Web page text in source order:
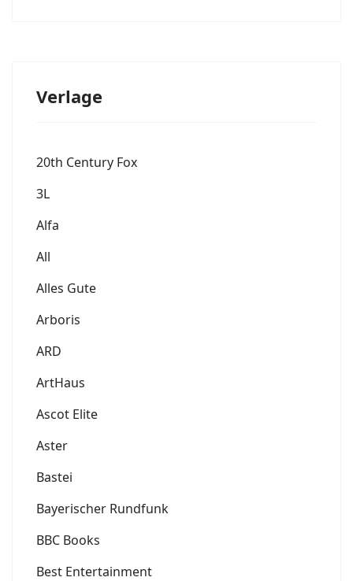
Verlage
20th Century Fox
3L
Alfa
All
Alles Gute
Arboris
ARD
ArtHaus
Ascot Elite
Aster
Bastei
Bayerischer Rundfunk
BBC Books
Best Entertainment